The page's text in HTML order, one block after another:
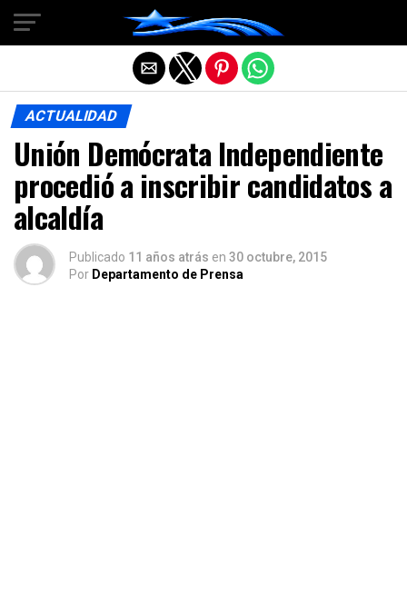
ACTUALIDAD
Unión Demócrata Independiente
procedió a inscribir candidatos a
alcaldía
Publicado 11 años atrás en 30 octubre, 2015
Por Departamento de Prensa
Salir de la versión móvil